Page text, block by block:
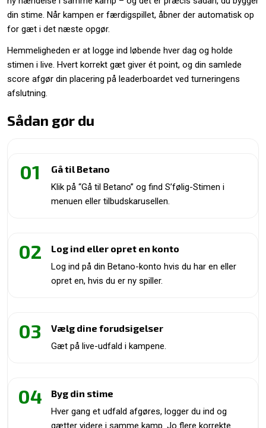
din stime. Når kampen er færdigspillet, åbner der automatisk op
for gæt i det næste opgør.
Hemmeligheden er at logge ind løbende hver dag og holde
stimen i live. Hvert korrekt gæt giver ét point, og din samlede
score afgør din placering på leaderboardet ved turneringens
afslutning.
Sådan gør du
01 Gå til Betano
Klik på “Gå til Betano” og find S’følig-Stimen i
menuen eller tilbudskarusellen.
02 Log ind eller opret en konto
Log ind på din Betano-konto hvis du har en eller
opret en, hvis du er ny spiller.
03 Vælg dine forudsigelser
Gæt på live-udfald i kampene.
04 Byg din stime
Hver gang et udfald afgøres, logger du ind og
gætter videre i samme kamp. Jo flere korrekte